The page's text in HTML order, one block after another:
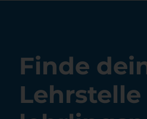
Finde
Lehrstelle